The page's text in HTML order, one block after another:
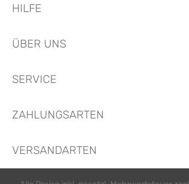
HILFE
ÜBER UNS
SERVICE
ZAHLUNGSARTEN
VERSANDARTEN